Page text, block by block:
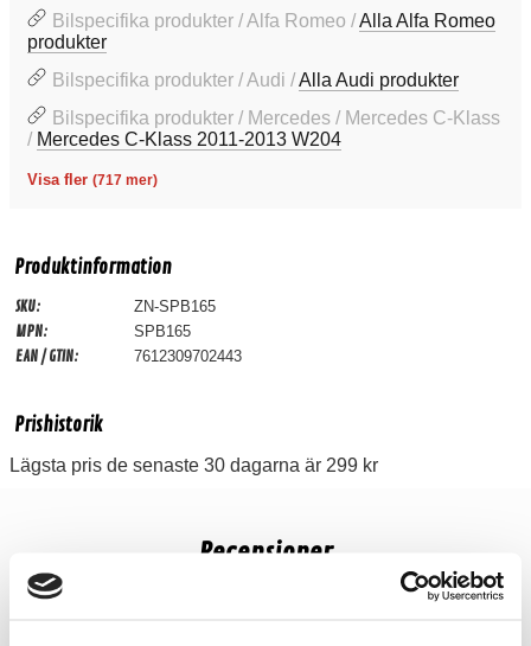
Bilspecifika produkter / Alfa Romeo /Alla Alfa Romeo
produkter
Bilspecifika produkter / Audi /Alla Audi produkter
Bilspecifika produkter / Mercedes / Mercedes C-Klass
/ Mercedes C-Klass 2011-2013 W204
Visa fler (717 mer)
Produktinformation
SKU: ZN-SPB165
MPN: SPB165
EAN / GTIN: 7612309702443
Prishistorik
Lägsta pris de senaste 30 dagarna är 299 kr
Recensioner